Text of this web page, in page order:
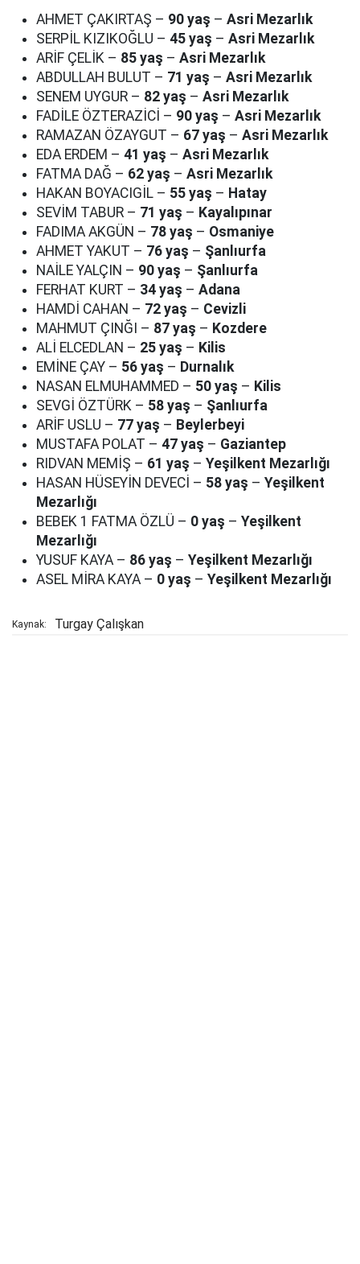
AHMET ÇAKIRTAŞ – 90 yaş – Asri Mezarlık
SERPİL KIZIKOĞLU – 45 yaş – Asri Mezarlık
ARİF ÇELİK – 85 yaş – Asri Mezarlık
ABDULLAH BULUT – 71 yaş – Asri Mezarlık
SENEM UYGUR – 82 yaş – Asri Mezarlık
FADİLE ÖZTERAZİCİ – 90 yaş – Asri Mezarlık
RAMAZAN ÖZAYGUT – 67 yaş – Asri Mezarlık
EDA ERDEM – 41 yaş – Asri Mezarlık
FATMA DAĞ – 62 yaş – Asri Mezarlık
HAKAN BOYACIGİL – 55 yaş – Hatay
SEVİM TABUR – 71 yaş – Kayalıpınar
FADIMA AKGÜN – 78 yaş – Osmaniye
AHMET YAKUT – 76 yaş – Şanlıurfa
NAİLE YALÇIN – 90 yaş – Şanlıurfa
FERHAT KURT – 34 yaş – Adana
HAMDİ CAHAN – 72 yaş – Cevizli
MAHMUT ÇINĞI – 87 yaş – Kozdere
ALİ ELCEDLAN – 25 yaş – Kilis
EMİNE ÇAY – 56 yaş – Durnalık
NASAN ELMUHAMMED – 50 yaş – Kilis
SEVGİ ÖZTÜRK – 58 yaş – Şanlıurfa
ARİF USLU – 77 yaş – Beylerbeyi
MUSTAFA POLAT – 47 yaş – Gaziantep
RIDVAN MEMİŞ – 61 yaş – Yeşilkent Mezarlığı
HASAN HÜSEYİN DEVECİ – 58 yaş – Yeşilkent
Mezarlığı
BEBEK 1 FATMA ÖZLÜ – 0 yaş – Yeşilkent
Mezarlığı
YUSUF KAYA – 86 yaş – Yeşilkent Mezarlığı
ASEL MİRA KAYA – 0 yaş – Yeşilkent Mezarlığı
Kaynak: Turgay Çalışkan